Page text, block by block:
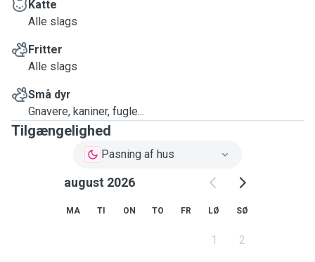
Katte
Alle slags
Fritter
Alle slags
Små dyr
Gnavere, kaniner, fugle...
Tilgængelighed
Pasning af hus
august 2026
MA TI ON TO FR LØ SØ
1 2